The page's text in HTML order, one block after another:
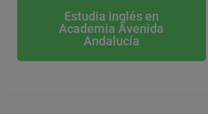
Estudia inglés en
Academia Avenida
Andalucía